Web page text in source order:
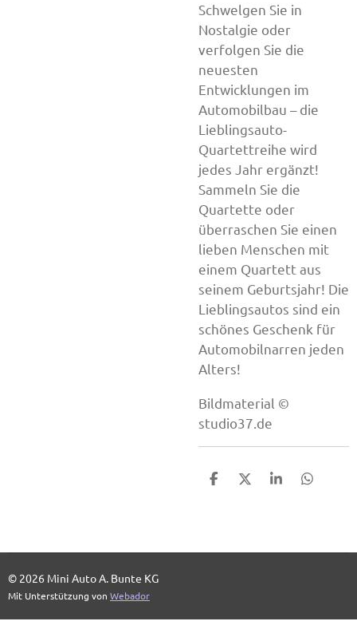
Schwelgen Sie in
Nostalgie oder
verfolgen Sie die
neuesten
Entwicklungen im
Automobilbau – die
Lieblingsauto-
Quartettreihe wird
jedes Jahr ergänzt!
Sammeln Sie die
Quartette oder
überraschen Sie einen
lieben Menschen mit
einem Quartett aus
seinem Geburtsjahr! Die
Lieblingsautos sind ein
schönes Geschenk für
Automobilnarren jeden
Alters!
Bildmaterial ©
studio37.de
T
n
T
n
T
n
T
n
© 2026 Mini Auto A. Bunte KG
Mit Unterstützung von Webador